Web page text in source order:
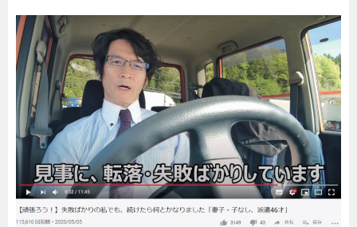
グルメ スキル
暮らし エンタメ
連載一覧